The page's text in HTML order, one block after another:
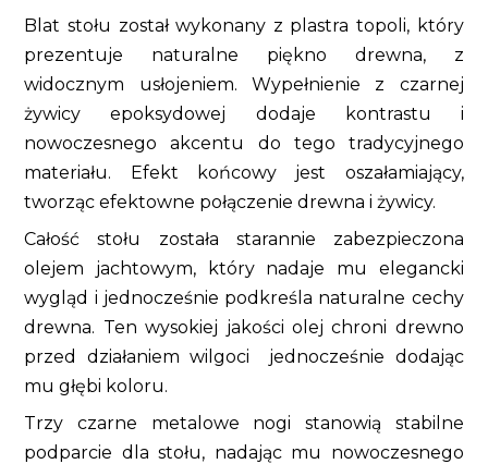
Blat stołu został wykonany z plastra topoli, który
prezentuje naturalne piękno drewna, z
widocznym usłojeniem. Wypełnienie z czarnej
żywicy epoksydowej dodaje kontrastu i
nowoczesnego akcentu do tego tradycyjnego
materiału. Efekt końcowy jest oszałamiający,
tworząc efektowne połączenie drewna i żywicy.
Całość stołu została starannie zabezpieczona
olejem jachtowym, który nadaje mu elegancki
wygląd i jednocześnie podkreśla naturalne cechy
drewna. Ten wysokiej jakości olej chroni drewno
przed działaniem wilgoci jednocześnie dodając
mu głębi koloru.
Trzy czarne metalowe nogi stanowią stabilne
podparcie dla stołu, nadając mu nowoczesnego